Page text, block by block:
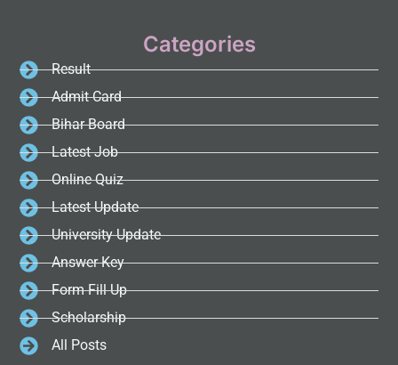
Categories
Result
Admit Card
Bihar Board
Latest Job
Online Quiz
Latest Update
University Update
Answer Key
Form Fill Up
Scholarship
All Posts